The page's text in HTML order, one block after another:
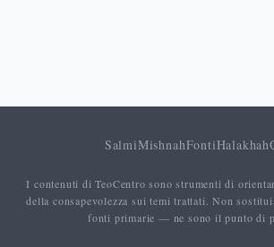
SalmiMishnahFontiHalakhah
I contenuti di TeoCentro sono strumenti di
della consapevolezza sui temi trattati. Non
fonti primarie — ne sono il punto di